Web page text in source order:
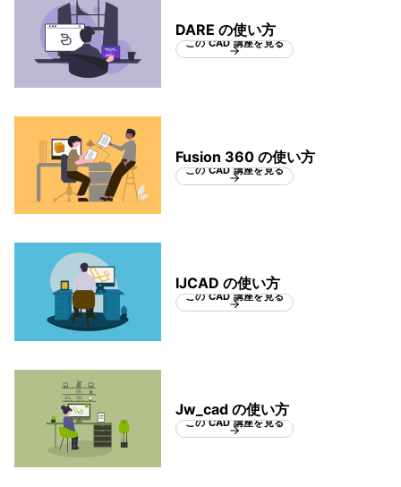
DARE の使い方
この CAD 講座を見る
Fusion 360 の使い方
この CAD 講座を見る
IJCAD の使い方
この CAD 講座を見る
Jw_cad の使い方
この CAD 講座を見る